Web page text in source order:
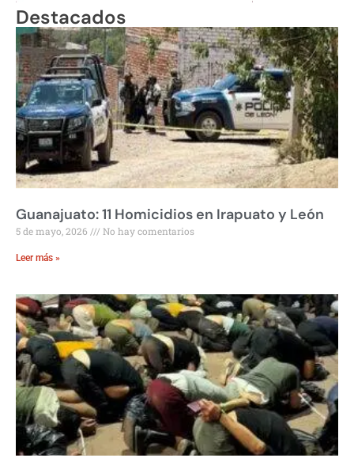
Destacados
Guanajuato: 11 Homicidios en Irapuato y León
5 de mayo, 2026 No hay comentarios
Leer más »